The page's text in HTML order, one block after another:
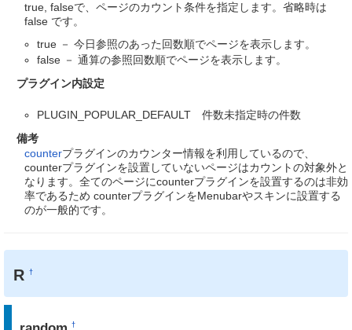
true, falseで、ページのカウント条件を指定します。省略時は
false です。
true － 今日参照のあった回数順でページを表示します。
false － 通算の参照回数順でページを表示します。
プラグイン内設定
PLUGIN_POPULAR_DEFAULT 件数未指定時の件数
備考
counterプラグインのカウンター情報を利用しているので、
counterプラグインを設置していないページはカウントの対象外と
なります。全てのページにcounterプラグインを設置するのは非効
率であるため counterプラグインをMenubarやスキンに設置する
のが一般的です。
R†
†